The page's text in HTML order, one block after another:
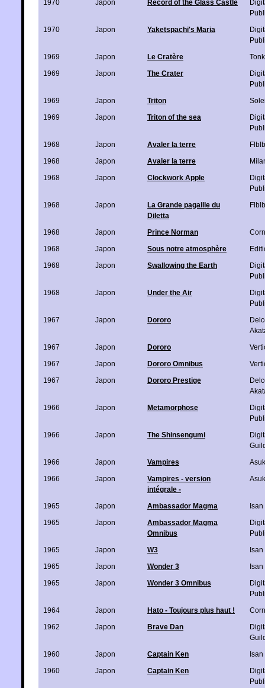
1970 Japon Record of the Glass Castle
1970
Japon Yaketspachi's Maria
1969
Japon Le Cratère
1969
Japon The Crater
1969
Japon Triton
1969
Japon Triton of the sea
1968
Japon Avaler la terre
Flblb
1968
Japon Avaler la terre
1968
Japon Clockwork Apple
1968
Japon
La Grande pagaille du
Diletta
Flblb
1968 Japon Prince Norman
1968
Japon Sous notre atmosphère
1968
Japon Swallowing the Earth
1968
Japon Under the Air
1967
Japon Dororo
1967
Japon Dororo
1967
Japon Dororo Omnibus
1967
Japon Dororo Prestige
1966
Japon Metamorphose
1966
Japon The Shinsengumi
1966
Japon Vampires
1966
Japon
Vampires - version
intégrale -
1965 Japon Ambassador Magma
1965
Japon
Ambassador Magma
Omnibus
1965
Japon W3
1965
Japon Wonder 3
1965
Japon Wonder 3 Omnibus
1964
Japon Hato - Toujours plus haut !
1962
Japon Brave Dan
1960
Japon Captain Ken
1960
Japon Captain Ken